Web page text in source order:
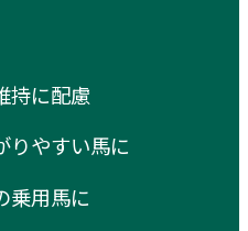
持に配慮
りやすい馬に
乗用馬に